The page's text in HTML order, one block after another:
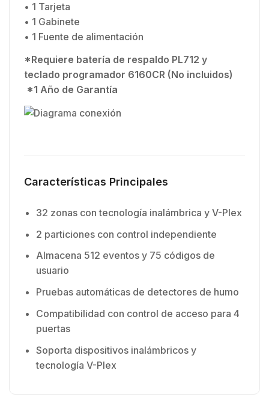
• 1 Tarjeta
• 1 Gabinete
• 1 Fuente de alimentación
*Requiere batería de respaldo PL712 y
teclado programador 6160CR (No incluidos)
*1 Año de Garantía
Características Principales
32 zonas con tecnología inalámbrica y V-Plex
2 particiones con control independiente
Almacena 512 eventos y 75 códigos de
usuario
Pruebas automáticas de detectores de humo
Compatibilidad con control de acceso para 4
puertas
Soporta dispositivos inalámbricos y
tecnología V-Plex